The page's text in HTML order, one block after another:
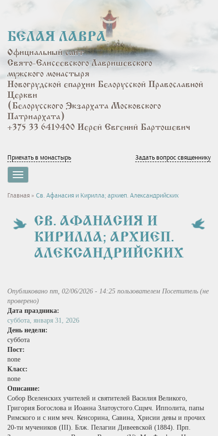
основному
содержанию
БЕЛАЯ ЛАВРА
Официальный сайт
Свято-Елисеевского Лавришевского
мужского монастыря
Новогрудской епархии Белорусской Православной
Церкви
(Белорусского Экзархата Московского
Патриархата)
+375 33 6419400 Иерей Евгений Бартошевич
Приехать в монастырь Задать вопрос священнику
Toggle
navigation
Вы
здесь
Главная » Св. Афанасия и Кирилла; архиеп. Александрийских
СВ. АФАНАСИЯ И
КИРИЛЛА; АРХИЕП.
АЛЕКСАНДРИЙСКИХ
Опубликовано пт, 02/06/2026 - 14:25 пользователем Посетитель (не
проверено)
Дата праздника:
суббота, января 31, 2026
День недели:
суббота
Пост:
none
Класс:
none
Описание:
Собор Вселенских учителей и святителей Василия Великого,
Григория Богослова и Иоанна Златоустого.Сщмч. Ипполита, папы
Римского и с ним мчч. Кенсорина, Савина, Хрисии девы и прочих
20‑ти мучеников (III). Блж. Пелагии Дивеевской (1884). Прп.